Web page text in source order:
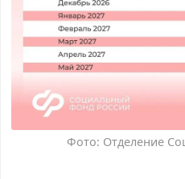
Фото: Отделение